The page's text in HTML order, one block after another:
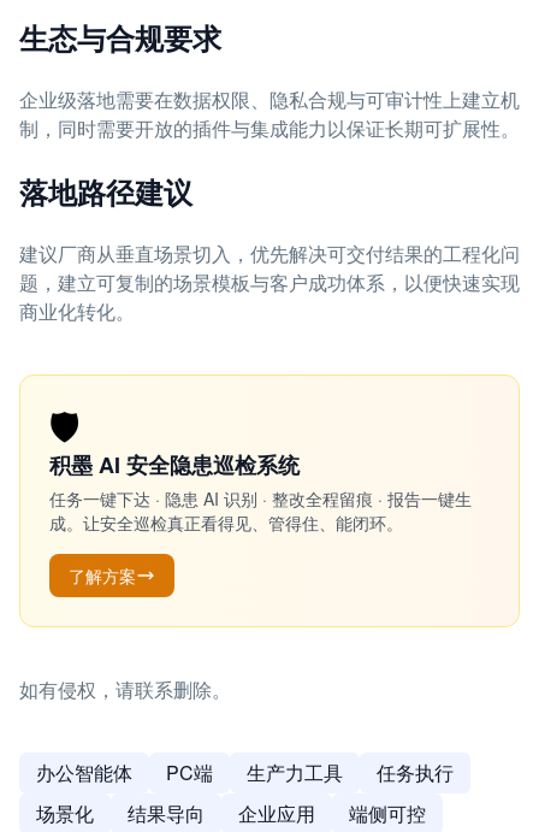
生态与合规要求
企业级落地需要在数据权限、隐私合规与可审计性上建立机
制，同时需要开放的插件与集成能力以保证长期可扩展性。
落地路径建议
建议厂商从垂直场景切入，优先解决可交付结果的工程化问
题，建立可复制的场景模板与客户成功体系，以便快速实现
商业化转化。
🛡️
积墨 AI 安全隐患巡检系统
任务一键下达 · 隐患 AI 识别 · 整改全程留痕 · 报告一键生
成。让安全巡检真正看得见、管得住、能闭环。
了解方案
如有侵权，请联系删除。
办公智能体 PC端 生产力工具
任务执行
场景化
结果导向 企业应用
端侧可控